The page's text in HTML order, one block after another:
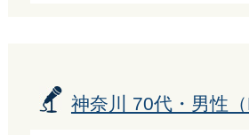
神奈川 70代・男性（